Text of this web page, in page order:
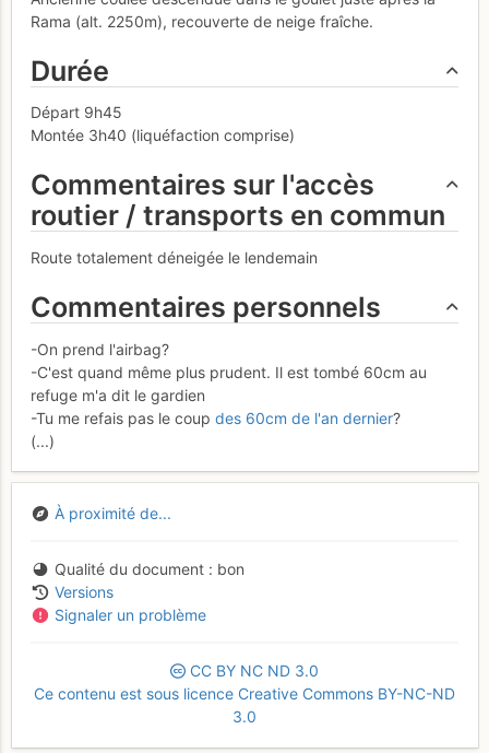
Rama (alt. 2250m), recouverte de neige fraîche.
Durée
Départ 9h45
Montée 3h40 (liquéfaction comprise)
Commentaires sur l'accès
routier / transports en commun
Route totalement déneigée le lendemain
Commentaires personnels
-On prend l'airbag?
-C'est quand même plus prudent. Il est tombé 60cm au
refuge m'a dit le gardien
-Tu me refais pas le coup des 60cm de l'an dernier?
(...)
À proximité de...
Qualité du document
bon
Versions
Signaler un problème
CC BY NC ND 3.0
Ce contenu est sous licence Creative Commons BY-NC-ND
3.0